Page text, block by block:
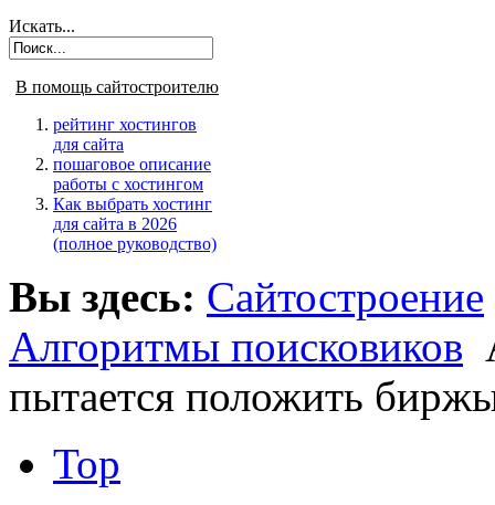
Искать...
В помощь сайтостроителю
рейтинг хостингов
для сайта
пошаговое описание
работы с хостингом
Как выбрать хостинг
для сайта в 2026
(полное руководство)
Вы здесь: Сайтостроение
Алгоритмы поисковиков
пытается положить
Top